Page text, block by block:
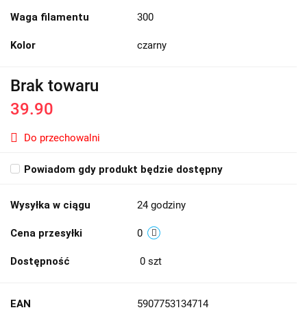
Waga filamentu 300
Kolor czarny
Brak towaru
39.90
Do przechowalni
Powiadom gdy produkt będzie dostępny
Wysyłka w ciągu 24 godziny
Cena przesyłki 0
Dostępność 0 szt
EAN 5907753134714